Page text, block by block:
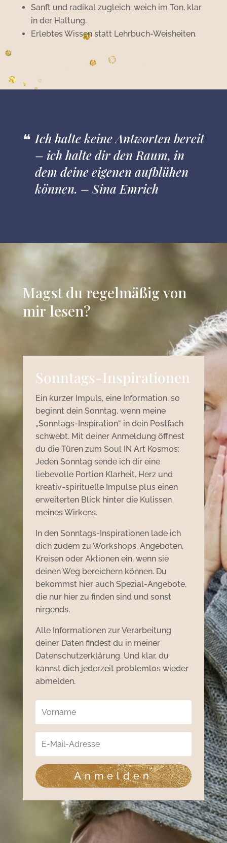
Sanft und radikal zugleich: weich im Ton, klar
in der Haltung.
Erlebtes Wissen statt Lehrbuch-Weisheiten.
Ich halte keine Antworten bereit
– ich halte dir den Raum, in
dem deine eigenen aufblühen
können. – Sina Emrich
Magst du regelmäßig von
mir lesen?
Sonntags-Inspirationen
Ein kurzer Impuls, eine Information, so
beginnt dein Sonntag, wenn meine
„Sonntags-Inspiration“ in dein Postfach
schwebt. Mit deiner Anmeldung öffnest
du die Türen zum Soul IN Art Kosmos:
Jeden Sonntag sende ich dir eine
liebevolle Portion Klarheit, Herz und
kreativ-spirituelle Impulse plus einen
erweiterten Blick hinter die Kulissen
meines Wirkens.
In den Sonntags-Inspirationen lade ich
dich zudem zu Workshops, Angeboten,
Kreisen oder Aktionen ein, wenn sie
deinen Weg bereichern können. Du
bekommst hier auch Spezial-Angebote,
die nur hier zu finden sind und sonst
nirgends.
Alle Informationen zur Verarbeitung
deiner Daten findest du in meiner
Datenschutzerklärung. Und klar, du
kannst dich jederzeit problemlos wieder
abmelden.
Anmelden